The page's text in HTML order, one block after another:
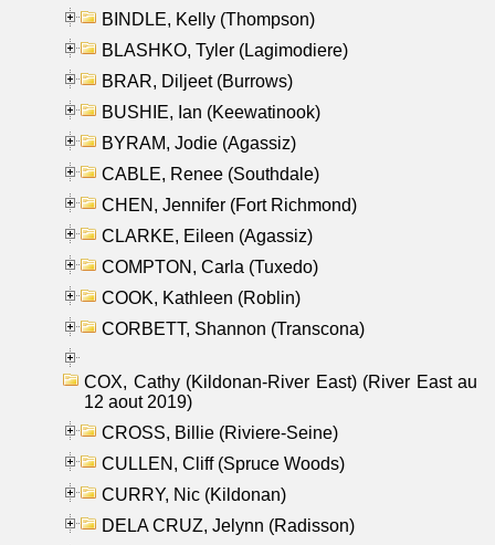
BINDLE, Kelly (Thompson)
BLASHKO, Tyler (Lagimodiere)
BRAR, Diljeet (Burrows)
BUSHIE, Ian (Keewatinook)
BYRAM, Jodie (Agassiz)
CABLE, Renee (Southdale)
CHEN, Jennifer (Fort Richmond)
CLARKE, Eileen (Agassiz)
COMPTON, Carla (Tuxedo)
COOK, Kathleen (Roblin)
CORBETT, Shannon (Transcona)
COX, Cathy (Kildonan-River East) (River East au
12 aout 2019)
CROSS, Billie (Riviere-Seine)
CULLEN, Cliff (Spruce Woods)
CURRY, Nic (Kildonan)
DELA CRUZ, Jelynn (Radisson)